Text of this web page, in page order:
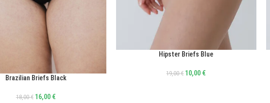
Brazilian Briefs Black
18,00€ 16,00 €
Hipster Briefs Blue
19,00€ 10,00 €